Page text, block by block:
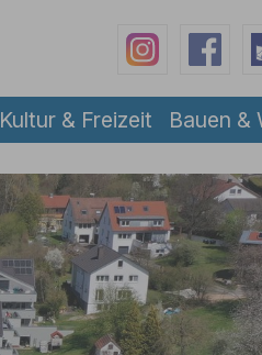
Kultur & Freizeit Bauen &